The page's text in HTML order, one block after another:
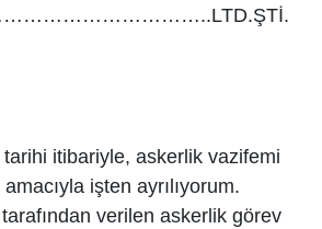
itibariyle, askerlik vazifemi
işten ayrılıyorum.
verilen askerlik görev